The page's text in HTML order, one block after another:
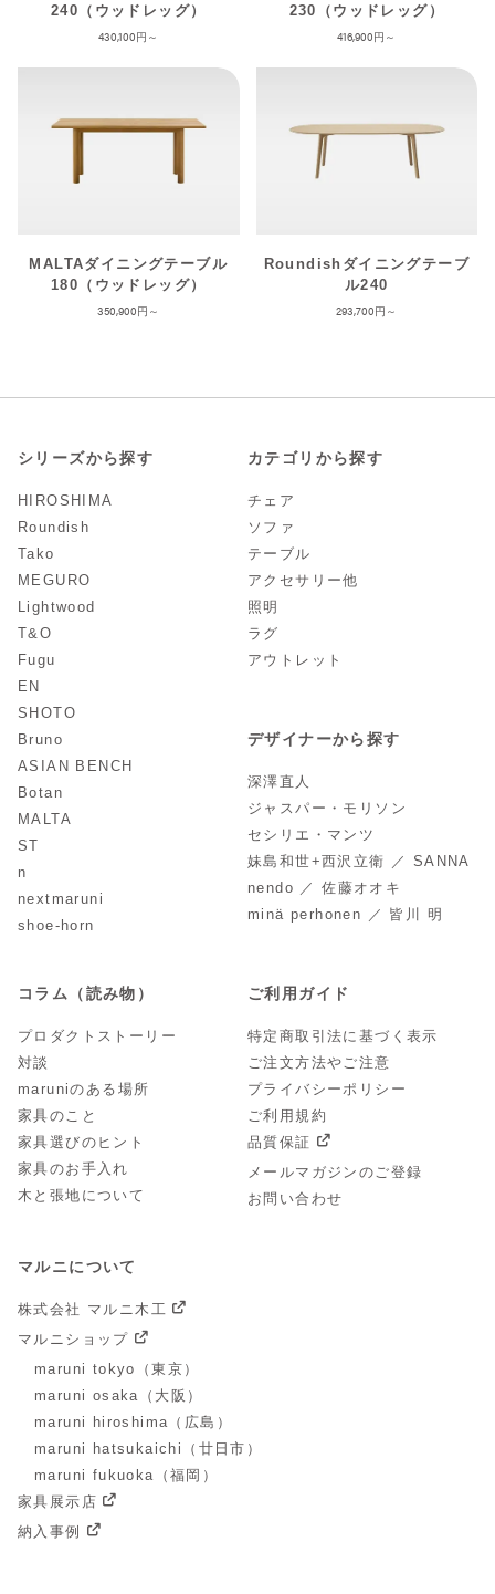
240（ウッドレッグ）
430,100
230（ウッドレッグ）
416,900
MALTAダイニングテーブル
180（ウッドレッグ）
350,900
Roundishダイニングテーブ
ル240
293,700
シリーズから探す
HIROSHIMA
Roundish
Tako
MEGURO
Lightwood
T&O
Fugu
EN
SHOTO
Bruno
ASIAN BENCH
Botan
MALTA
ST
n
nextmaruni
shoe-horn
カテゴリから探す
チェア
ソファ
テーブル
アクセサリー他
照明
ラグ
アウトレット
デザイナーから探す
深澤直人
ジャスパー・モリソン
セシリエ・マンツ
妹島和世+西沢立衛 ／ SANNA
nendo ／ 佐藤オオキ
minä perhonen ／ 皆川 明
コラム（読み物）
プロダクトストーリー
対談
maruniのある場所
家具のこと
家具選びのヒント
家具のお手入れ
木と張地について
ご利用ガイド
特定商取引法に基づく表示
ご注文方法やご注意
プライバシーポリシー
ご利用規約
品質保証
メールマガジンのご登録
お問い合わせ
マルニについて
株式会社 マルニ木工
マルニショップ
maruni tokyo（東京）
maruni osaka（大阪）
maruni hiroshima（広島）
maruni hatsukaichi（廿日市）
maruni fukuoka（福岡）
家具展示店
納入事例